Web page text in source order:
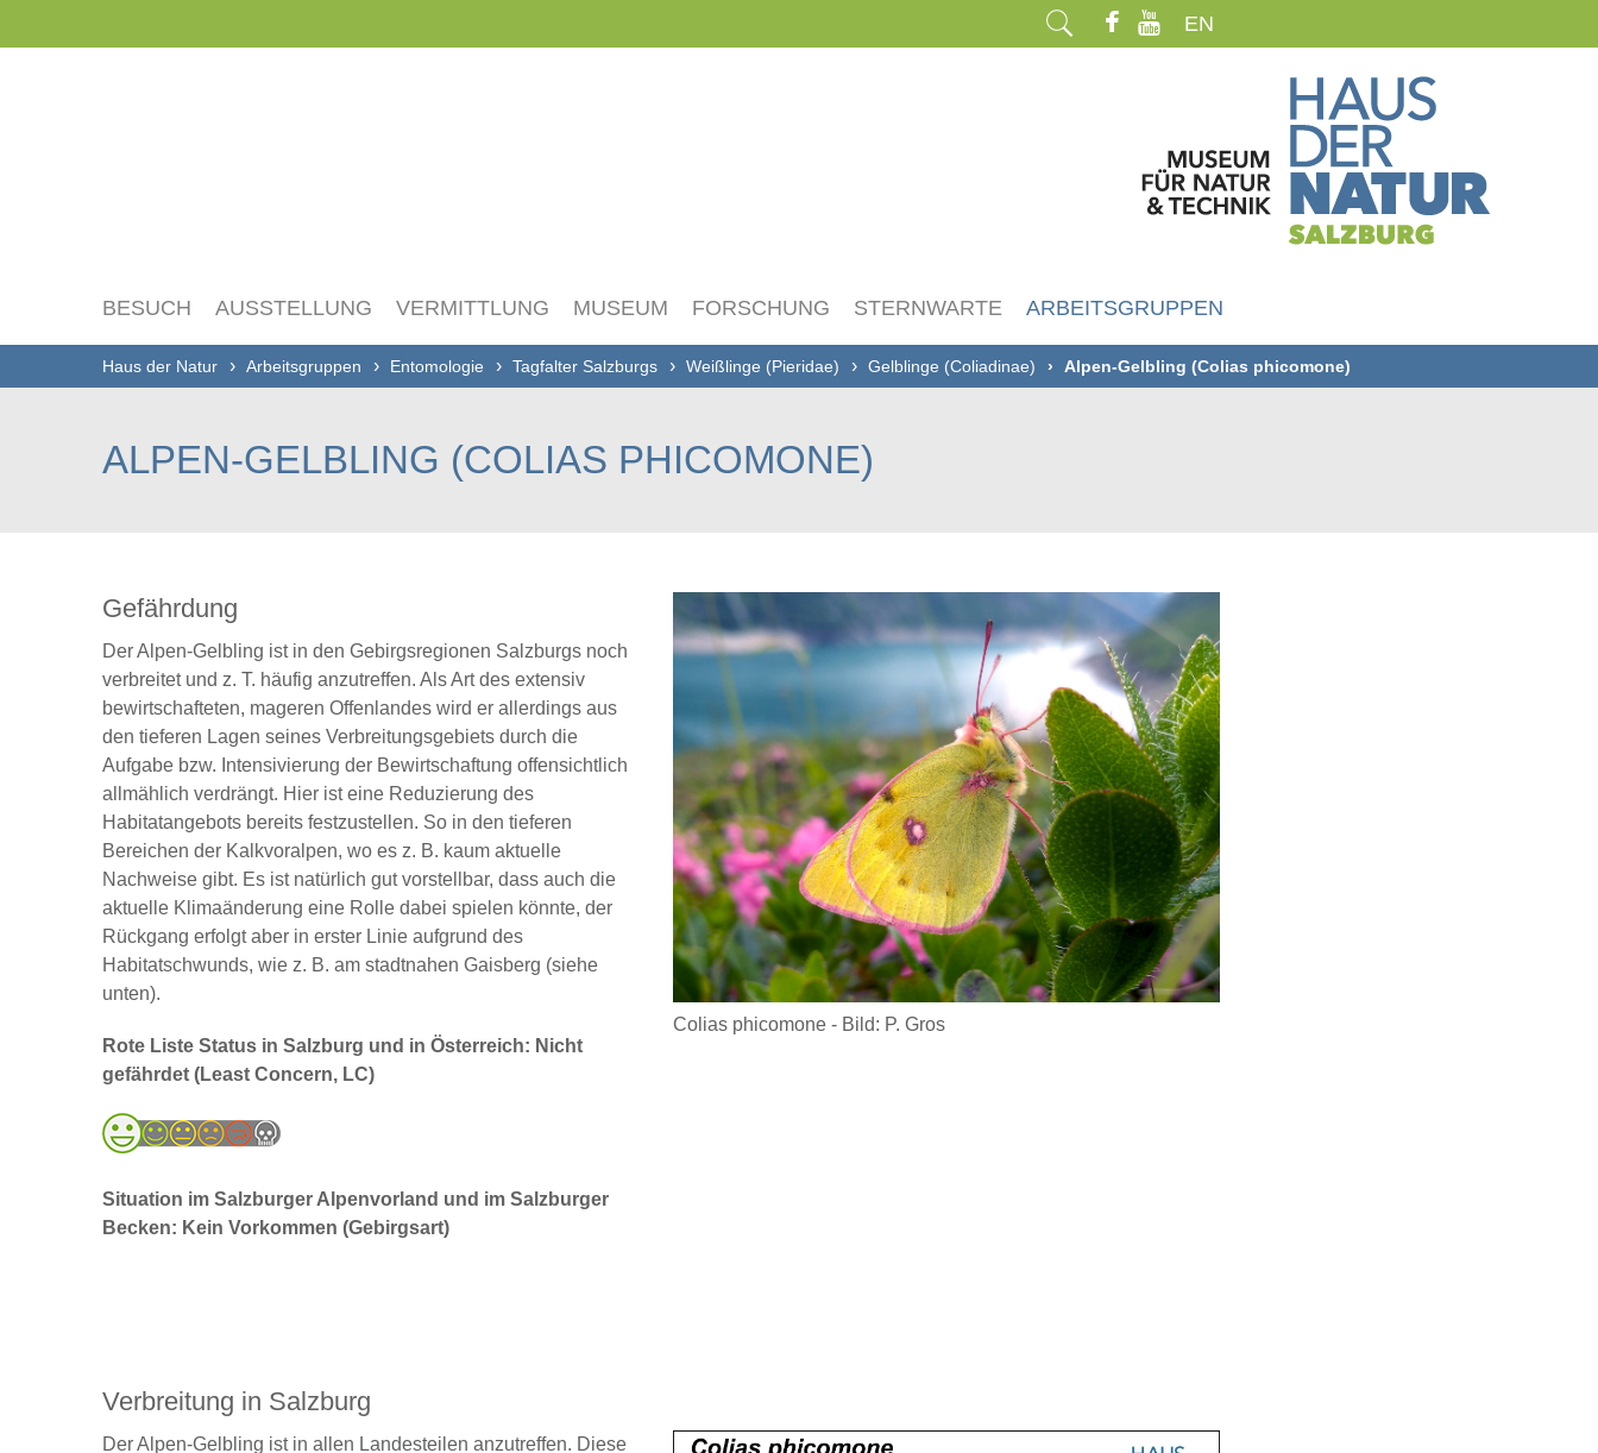
EN
BESUCH AUSSTELLUNG VERMITTLUNG MUSEUM FORSCHUNG STERNWARTE ARBEITSGRUPPEN
Haus der Natur Arbeitsgruppen Entomologie Tagfalter Salzburgs Weißlinge (Pieridae) Gelblinge (Coliadinae) Alpen-Gelbling (Colias phicomone)
ALPEN-GELBLING (COLIAS PHICOMONE)
Gefährdung
Der Alpen-Gelbling ist in den Gebirgsregionen Salzburgs noch
verbreitet und z. T. häufig anzutreffen. Als Art des extensiv
bewirtschafteten, mageren Offenlandes wird er allerdings aus
den tieferen Lagen seines Verbreitungsgebiets durch die
Aufgabe bzw. Intensivierung der Bewirtschaftung offensichtlich
allmählich verdrängt. Hier ist eine Reduzierung des
Habitatangebots bereits festzustellen. So in den tieferen
Bereichen der Kalkvoralpen, wo es z. B. kaum aktuelle
Nachweise gibt. Es ist natürlich gut vorstellbar, dass auch die
aktuelle Klimaänderung eine Rolle dabei spielen könnte, der
Rückgang erfolgt aber in erster Linie aufgrund des
Habitatschwunds, wie z. B. am stadtnahen Gaisberg (siehe
unten).
Rote Liste Status in Salzburg und in Österreich: Nicht
gefährdet (Least Concern, LC)
Situation im Salzburger Alpenvorland und im Salzburger
Becken: Kein Vorkommen (Gebirgsart)
Colias phicomone - Bild: P. Gros
Verbreitung in Salzburg
Der Alpen-Gelbling ist in allen Landesteilen anzutreffen. Diese